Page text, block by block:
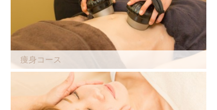
痩身コース